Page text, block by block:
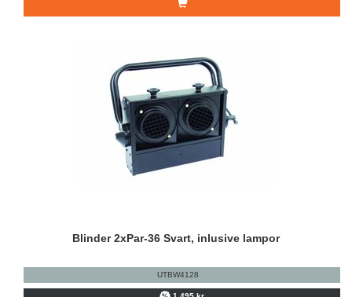
Blinder 2xPar-36 Svart, inlusive lampor
UTBW4128